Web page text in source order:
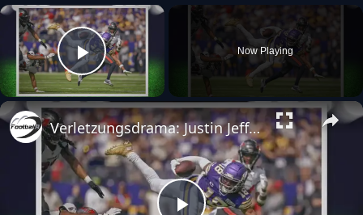
×
Play Video
Now Playing
Verletzungsdrama: Justin Jefferson kehrt zurück & landet im Krankenhaus